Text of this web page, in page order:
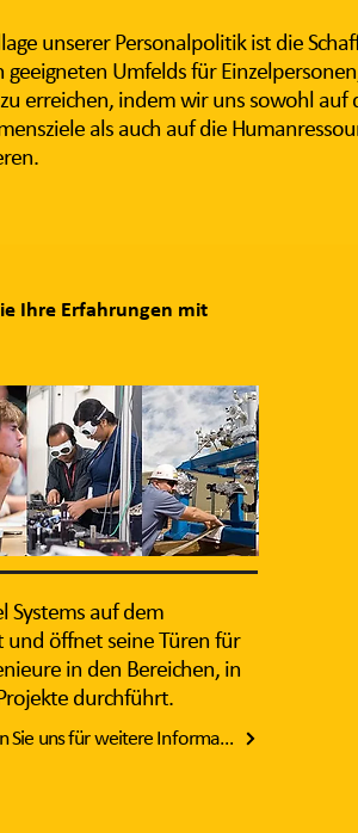
unserer Personalpolitik ist die
geeigneten Umfelds für
erreichen, indem wir uns sowohl auf
als auch auf die
Ihre Erfahrungen mit
Systems auf dem
und öffnet seine Türen für
in den Bereichen, in
durchführt.
Kontaktieren Sie uns für weitere Informationen